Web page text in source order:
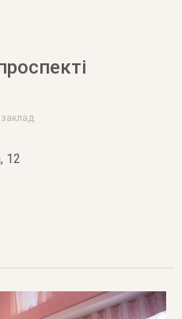
заклад
12